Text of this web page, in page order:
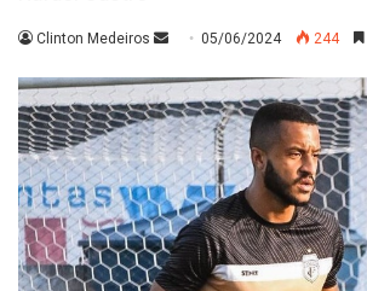
Clinton Medeiros
Mande
e-
mail
05/06/2024 244